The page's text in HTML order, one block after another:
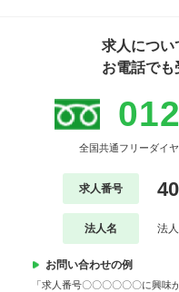
求人につい
お電話で
全国共通フリーダイ
求人番号
法人名 法
お問い合わせの例
「求人番号〇〇〇〇〇〇に興